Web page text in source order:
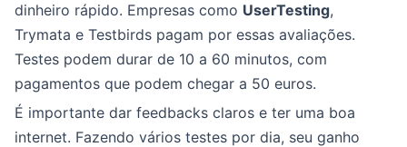
dinheiro rápido. Empresas como UserTesting,
Trymata e Testbirds pagam por essas avaliações.
Testes podem durar de 10 a 60 minutos, com
pagamentos que podem chegar a 50 euros.
É importante dar feedbacks claros e ter uma boa
internet. Fazendo vários testes por dia, seu ganho